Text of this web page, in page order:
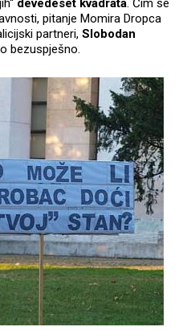
devedeset kvadrata. Čim se
pitanje Momira Dropca
partneri, Slobodan
bezuspješno.